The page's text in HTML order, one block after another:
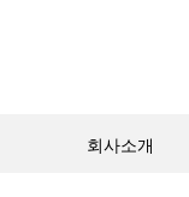
회사소개